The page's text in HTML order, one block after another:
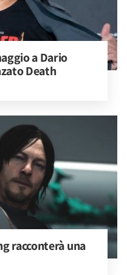
a Dario
Death
racconterà una